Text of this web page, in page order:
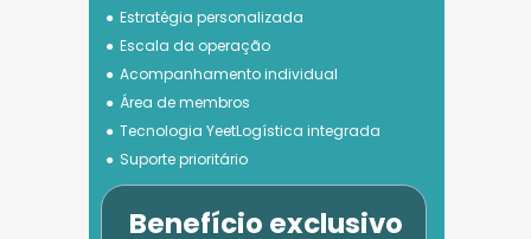
Estratégia personalizada
Escala da operação
Acompanhamento individual
Área de membros
Tecnologia YeetLogística integrada
Suporte prioritário
Benefício exclusivo